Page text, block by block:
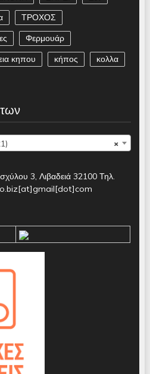
ΤΡΟΧΟΣ
Φερμουάρ
κηπου κήπος
κολλα
×
3, Λιβαδειά 32100 Τηλ.